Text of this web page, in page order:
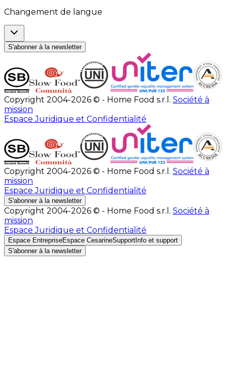
Changement de langue
S'abonner à la newsletter
Copyright 2004-2026 © - Home Food s.r.l. Société à
mission
Espace Juridique et Confidentialité
Copyright 2004-2026 © - Home Food s.r.l. Société à
mission
Espace Juridique et Confidentialité
S'abonner à la newsletter
Copyright 2004-2026 © - Home Food s.r.l. Société à
mission
Espace Juridique et Confidentialité
Espace EntrepriseEspace CesarineSupport Info et support
S'abonner à la newsletter